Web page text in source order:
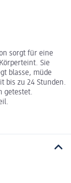
sorgt für eine
Sie
blasse, müde
bis zu 24 Stunden.
getestet.